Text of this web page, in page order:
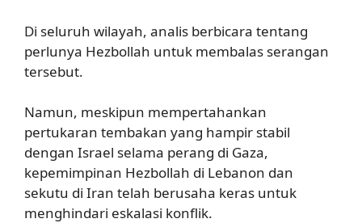
Di seluruh wilayah, analis berbicara tentang
perlunya Hezbollah untuk membalas serangan
tersebut.
Namun, meskipun mempertahankan
pertukaran tembakan yang hampir stabil
dengan Israel selama perang di Gaza,
kepemimpinan Hezbollah di Lebanon dan
sekutu di Iran telah berusaha keras untuk
menghindari eskalasi konflik.